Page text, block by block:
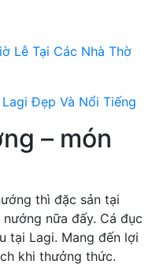
Lễ Tại Các Nhà Thờ
Đẹp Và Nổi Tiếng
– món
thì đặc sản tại
nữa đấy. Cá đục
tại Lagi. Mang đến lợi
khi thưởng thức.